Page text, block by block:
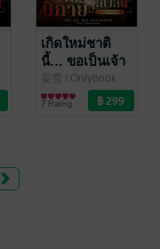
เกิดใหม่ชาติ
นี้… ขอเป็นเจ้า
นิกายมาไลฟ์สด
เล่ม 4
妄雪 / Onlybook
นิยายแฟนตาซี
7 Rating